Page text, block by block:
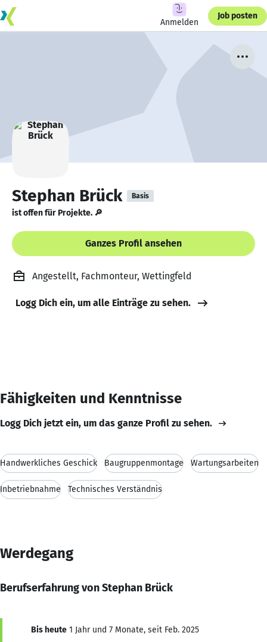
Anmelden
Job posten
Stephan Brück Basis
ist offen für Projekte. 🔎
Ganzes Profil ansehen
Angestellt, Fachmonteur, Wettingfeld
Logg Dich ein, um alle Einträge zu sehen.
Fähigkeiten und Kenntnisse
Logg Dich jetzt ein, um das ganze Profil zu sehen.
Handwerkliches Geschick Baugruppenmontage Wartungsarbeiten
Inbetriebnahme Technisches Verständnis
Werdegang
Berufserfahrung von Stephan Brück
Bis heute 1 Jahr und 7 Monate, seit Feb. 2025